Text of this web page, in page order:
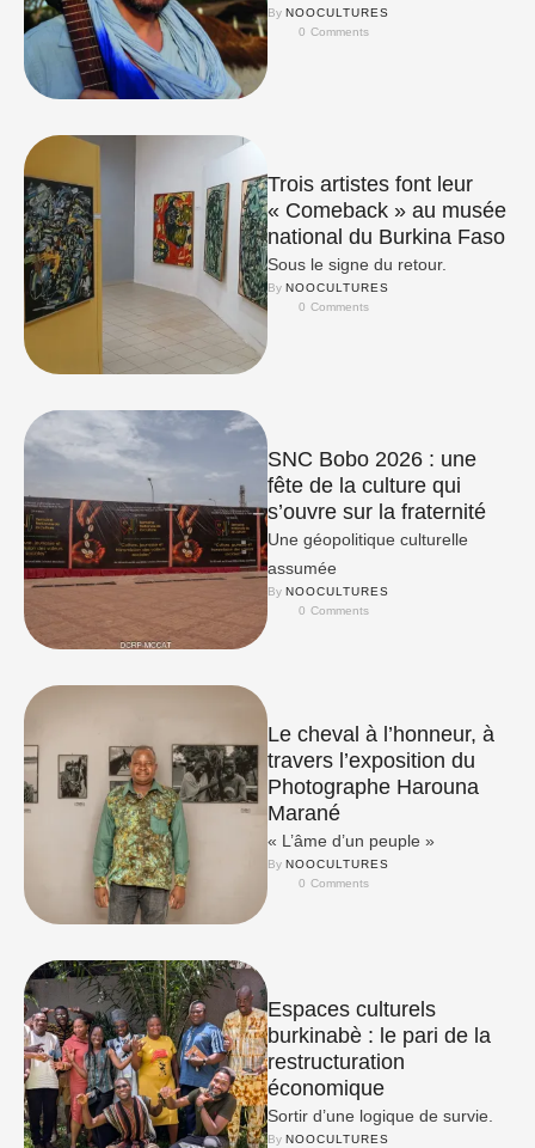
By NOOCULTURES
0 Comments
Trois artistes font leur
« Comeback » au musée
national du Burkina Faso
Sous le signe du retour.
By NOOCULTURES
0 Comments
SNC Bobo 2026 : une
fête de la culture qui
s’ouvre sur la fraternité
Une géopolitique culturelle
assumée
By NOOCULTURES
0 Comments
Le cheval à l’honneur, à
travers l’exposition du
Photographe Harouna
Marané
« L’âme d’un peuple »
By NOOCULTURES
0 Comments
Espaces culturels
burkinabè : le pari de la
restructuration
économique
Sortir d’une logique de survie.
By NOOCULTURES